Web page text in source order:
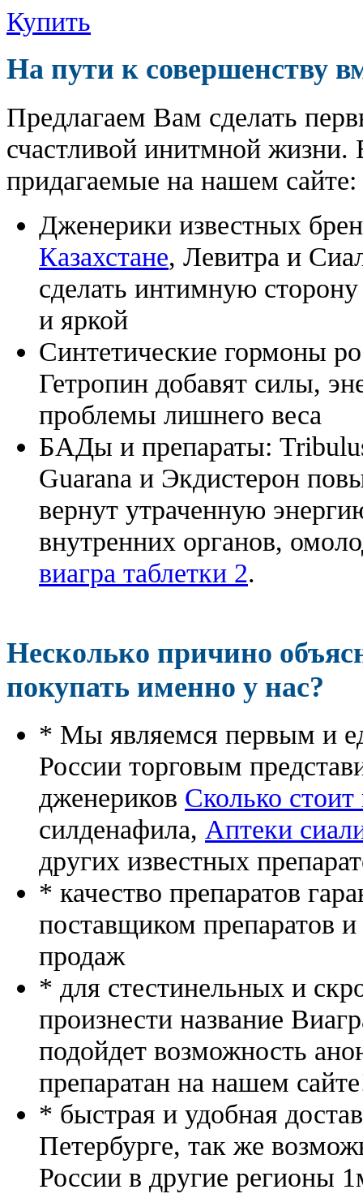
Купить
На пути к совершенству
Предлагаем Вам сделать
счастливой инитмной жизни.
придагаемые на нашем сайте:
Дженерики известных
Казахстане, Левитра и
сделать интимную
и яркой
Синтетические гормоны
Гетропин добавят силы,
проблемы лишнего веса
БАДы и препараты:
Guarana и Экдистерон
вернут утраченную
внутренних органов,
виагра таблетки 2.
Несколько причино
покупать именно у нас?
* Мы являемся первым и
России торговым
дженериков Сколько
силденафила, Аптеки
других известных
* качество препаратов
поставщиком препаратов
продаж
* для стестинельных и
произнести название
подойдет возможность
препаратан на нашем
* быстрая и удобная
Петербурге, так же
России в другие регионы